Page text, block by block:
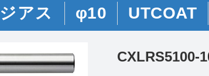
アス φ10 UTCOAT
CXLRS5100-